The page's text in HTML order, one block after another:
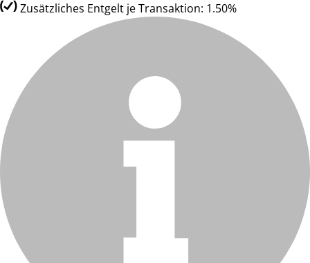
Zusätzliches Entgelt je Transaktion: 1.50%